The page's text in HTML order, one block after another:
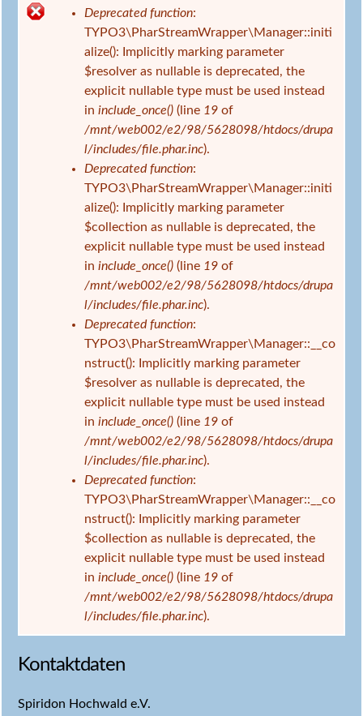
Deprecated function:
TYPO3\PharStreamWrapper\Manager::initi
alize(): Implicitly marking parameter
$resolver as nullable is deprecated, the
explicit nullable type must be used instead
in include_once() (line 19 of
/mnt/web002/e2/98/5628098/htdocs/drupa
l/includes/file.phar.inc).
Deprecated function:
TYPO3\PharStreamWrapper\Manager::initi
alize(): Implicitly marking parameter
$collection as nullable is deprecated, the
explicit nullable type must be used instead
in include_once() (line 19 of
/mnt/web002/e2/98/5628098/htdocs/drupa
l/includes/file.phar.inc).
Deprecated function:
TYPO3\PharStreamWrapper\Manager::__co
nstruct(): Implicitly marking parameter
$resolver as nullable is deprecated, the
explicit nullable type must be used instead
in include_once() (line 19 of
/mnt/web002/e2/98/5628098/htdocs/drupa
l/includes/file.phar.inc).
Deprecated function:
TYPO3\PharStreamWrapper\Manager::__co
nstruct(): Implicitly marking parameter
$collection as nullable is deprecated, the
explicit nullable type must be used instead
in include_once() (line 19 of
/mnt/web002/e2/98/5628098/htdocs/drupa
l/includes/file.phar.inc).
Kontaktdaten
Spiridon Hochwald e.V.